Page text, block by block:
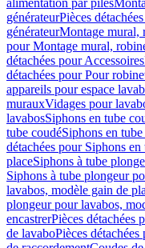
alimentation par piles
générateurPièces
générateurMontage mural,
pour Montage mural,
détachées pour Accessoires
détachées pour Pour
appareils pour espace
murauxVidages pour
lavabosSiphons en tube
tube coudéSiphons en
détachées pour Siphons
placeSiphons à tube
Siphons à tube plongeur
lavabos, modèle gain de
plongeur pour lavabos,
encastrerPièces détachées
de lavaboPièces